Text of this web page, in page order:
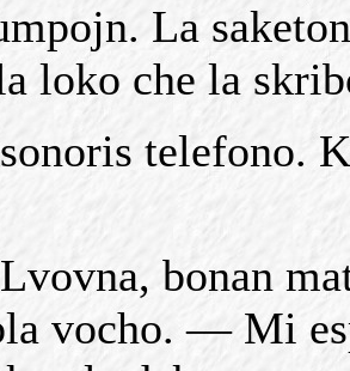
La
loko che la
telefono.
bonan
vocho. — Mi